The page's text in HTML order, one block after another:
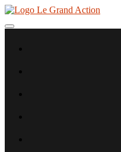
Aller
contenu
Toggle navigation